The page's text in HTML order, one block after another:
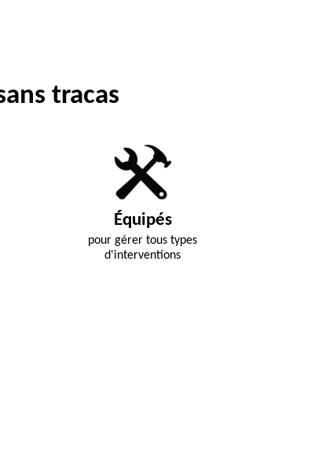
tracas
Équipés
pour gérer tous types
d'interventions